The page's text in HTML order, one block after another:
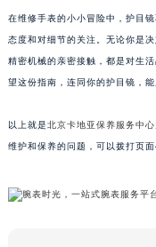
在维修手表的小小冒险中，护目
态度和对细节的关注。无论你是
精密机械的亲密接触，都是对生
望这份指南，连同你的护目镜，能
以上就是北京卡地亚保养服务中心
维护和保养的问题，可以拨打页